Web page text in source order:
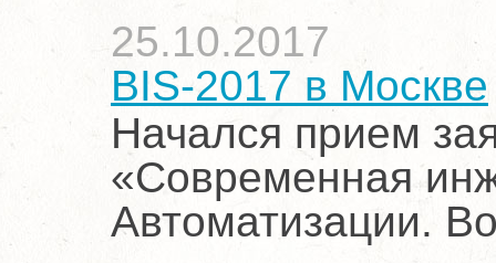
25.10.2017
BIS-2017 в Москве
Начался прием
«Современная
Автоматизации.